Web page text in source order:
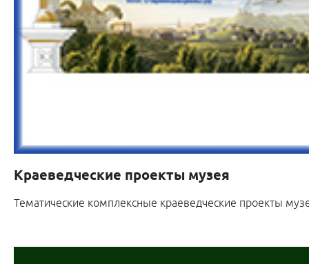
Краеведческие проекты музея
Тематические комплексные краеведческие проекты